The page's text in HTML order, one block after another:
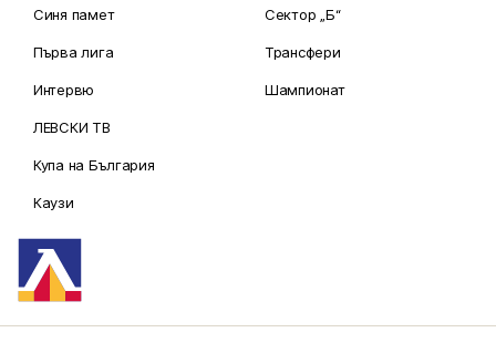
Синя памет
Първа лига
Интервю
ЛЕВСКИ ТВ
Купа на България
Каузи
Сектор „Б“
Трансфери
Шампионат